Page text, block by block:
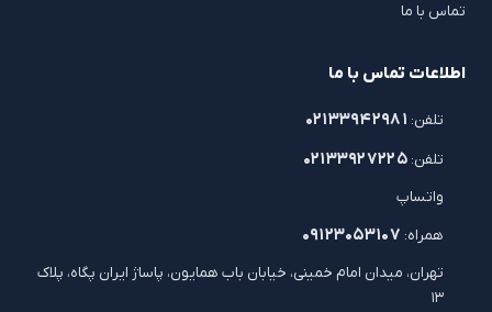
تماس با ما
اطلاعات تماس با ما
تلفن: ۰۲۱۳۳۹۴۲۹۸۱
تلفن: ۰۲۱۳۳۹۲۷۲۲۵
واتساپ
همراه: ۰۹۱۲۳۰۵۳۱۰۷
تهران، میدان امام خمینی، خیابان باب همایون، پاساژ ایران پگاه، پلاک
۱۳